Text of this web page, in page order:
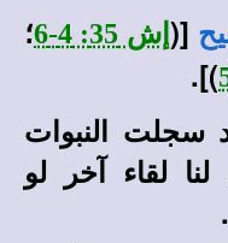
[( إش 35: 4-6 ؛
)].
سجلت النبوات
لقاء آخر لو